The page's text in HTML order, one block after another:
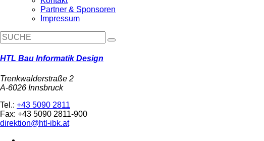
Partner & Sponsoren
Impressum
HTL Bau Informatik Design
Trenkwalderstraße 2
A-6026 Innsbruck
Tel.: +43 5090 2811
Fax: +43 5090 2811-900
direktion@htl-ibk.at